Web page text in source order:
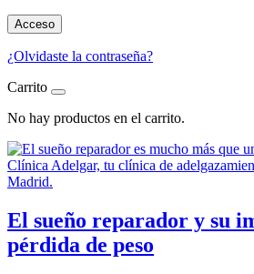
Acceso
¿Olvidaste la contraseña?
Carrito
No hay productos en el carrito.
El sueño reparador y su
pérdida de peso